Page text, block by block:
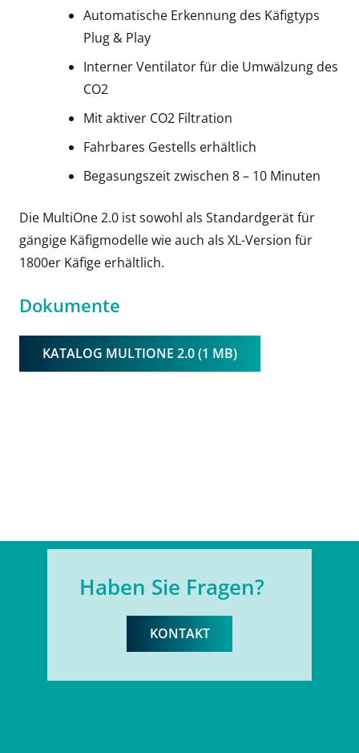
Automatische Erkennung des Käfigtyps
Plug & Play
Interner Ventilator für die Umwälzung des
CO2
Mit aktiver CO2 Filtration
Fahrbares Gestells erhältlich
Begasungszeit zwischen 8 – 10 Minuten
Die MultiOne 2.0 ist sowohl als Standardgerät für
gängige Käfigmodelle wie auch als XL-Version für
1800er Käfige erhältlich.
Dokumente
KATALOG MULTIONE 2.0 (1 MB)
Haben Sie Fragen?
KONTAKT